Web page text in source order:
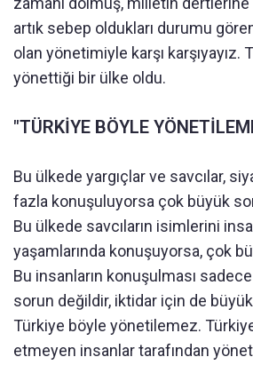
artık sebep oldukları durumu
olan yönetimiyle karşı karşıyayız.
yönettiği bir ülke oldu.
"TÜRKİYE BÖYLE
Bu ülkede yargıçlar ve savcılar,
fazla konuşuluyorsa çok büyük
Bu ülkede savcıların isimlerini
yaşamlarında konuşuyorsa, çok
Bu insanların konuşulması
sorun değildir, iktidar için de
Türkiye böyle yönetilemez.
etmeyen insanlar tarafından